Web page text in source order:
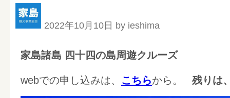
2022年10月10日 by ieshima
家島諸島 四十四の島周遊クルーズ
webでの申し込みは、 こちらから。 残りは